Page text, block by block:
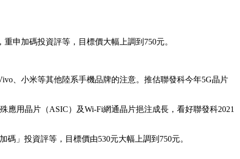
申加碼投資評等，目標價大幅上調到750元。
、小米等其他陸系手機品牌的注意。推估聯發科今年5G晶片
用晶片（ASIC）及Wi-Fi網通晶片挹注成長，看好聯發科2021
碼」投資評等，目標價由530元大幅上調到750元。